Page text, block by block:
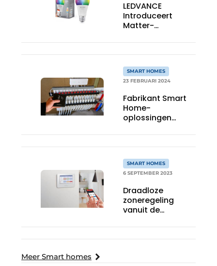
LEDVANCE
Introduceert
Matter-
Lampen Een
nieuwe stap in
een slimme
woning
SMART HOMES
23 FEBRUARI 2024
Fabrikant Smart
Home-
oplossingen
installateurs bij de
hand in eigen
academy
SMART HOMES
6 SEPTEMBER 2023
Draadloze
zoneregeling
vanuit de
comfort in elke
ruimte
Meer Smart homes